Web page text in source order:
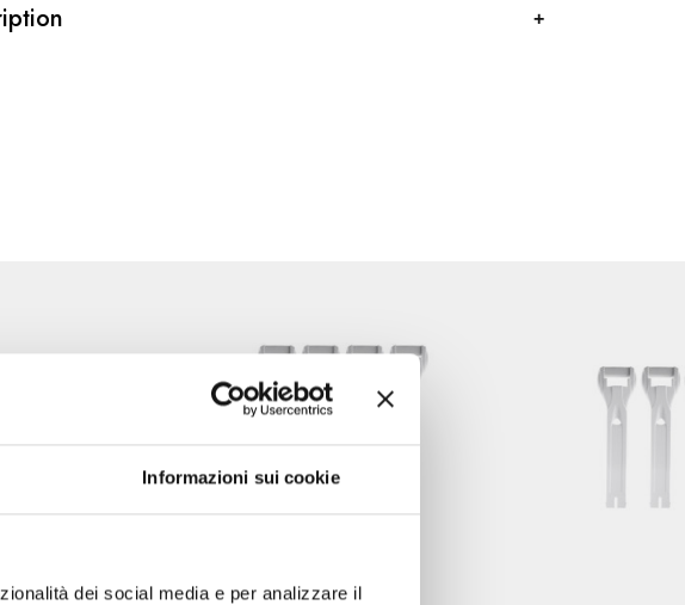
Informazioni sui cookie
dei social media e per analizzare il